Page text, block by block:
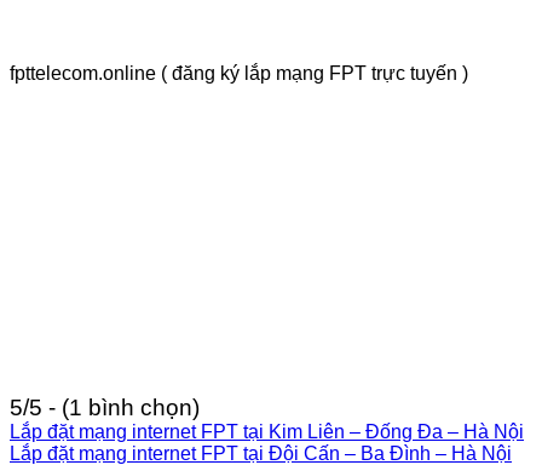
fpttelecom.online ( đăng ký lắp mạng FPT trực tuyến )
5/5 - (1 bình chọn)
Lắp đặt mạng internet FPT tại Kim Liên – Đống Đa – Hà Nội
Lắp đặt mạng internet FPT tại Đội Cấn – Ba Đình – Hà Nội